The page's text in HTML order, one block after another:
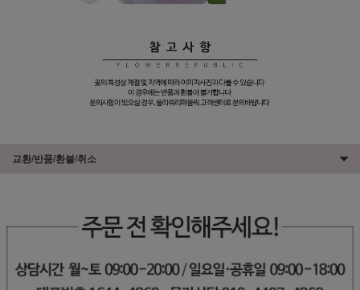
교환/반품/환불/취소